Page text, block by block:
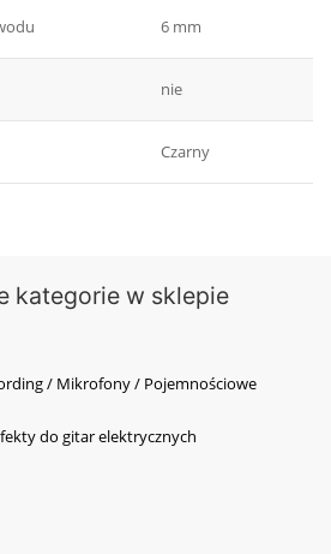
6 mm
nie
Czarny
kategorie w sklepie
/ Mikrofony / Pojemnościowe
do gitar elektrycznych